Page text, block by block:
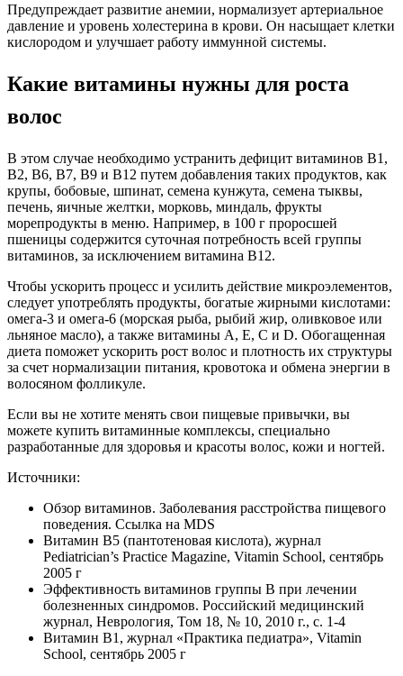
Предупреждает развитие анемии, нормализует артериальное
давление и уровень холестерина в крови. Он насыщает клетки
кислородом и улучшает работу иммунной системы.
Какие витамины нужны для роста
волос
В этом случае необходимо устранить дефицит витаминов B1,
B2, B6, B7, B9 и B12 путем добавления таких продуктов, как
крупы, бобовые, шпинат, семена кунжута, семена тыквы,
печень, яичные желтки, морковь, миндаль, фрукты
морепродукты в меню. Например, в 100 г проросшей
пшеницы содержится суточная потребность всей группы
витаминов, за исключением витамина B12.
Чтобы ускорить процесс и усилить действие микроэлементов,
следует употреблять продукты, богатые жирными кислотами:
омега-3 и омега-6 (морская рыба, рыбий жир, оливковое или
льняное масло), а также витамины А, Е, С и D. Обогащенная
диета поможет ускорить рост волос и плотность их структуры
за счет нормализации питания, кровотока и обмена энергии в
волосяном фолликуле.
Если вы не хотите менять свои пищевые привычки, вы
можете купить витаминные комплексы, специально
разработанные для здоровья и красоты волос, кожи и ногтей.
Источники:
Обзор витаминов. Заболевания расстройства пищевого
поведения. Ссылка на MDS
Витамин B5 (пантотеновая кислота), журнал
Pediatrician’s Practice Magazine, Vitamin School, сентябрь
2005 г
Эффективность витаминов группы В при лечении
болезненных синдромов. Российский медицинский
журнал, Неврология, Том 18, № 10, 2010 г., с. 1-4
Витамин B1, журнал «Практика педиатра», Vitamin
School, сентябрь 2005 г